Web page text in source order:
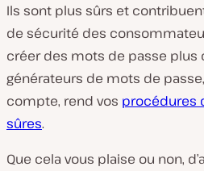
Ils sont plus sûrs et
de sécurité des
créer des mots de passe plus
générateurs de mots de
compte, rend vos procédures
sûres.
Que cela vous plaise ou non,